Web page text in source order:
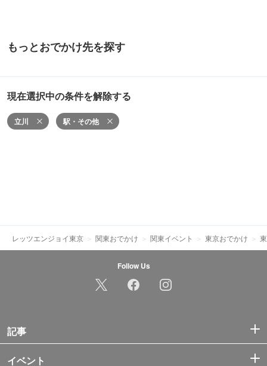
もっとおでかけ先を探す
現在選択中の条件を解除する
立川 駅・その他
レッツエンジョイ東京 関東おでかけ 関東イベント 東京おでかけ
Follow Us
記事
イベント